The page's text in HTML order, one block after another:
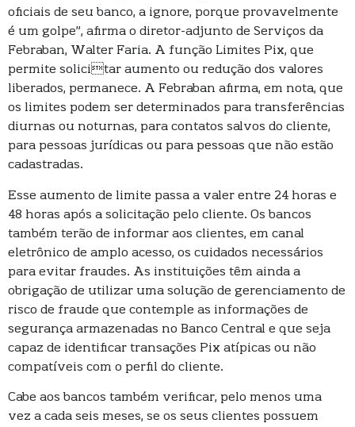
oficiais de seu banco, a ignore, porque provavelmente
é um golpe”, afirma o diretor-adjunto de Serviços da
Febraban, Walter Faria. A função Limites Pix, que
permite solicitar aumento ou redução dos valores
liberados, permanece. A Febraban afirma, em nota, que
os limites podem ser determinados para transferências
diurnas ou noturnas, para contatos salvos do cliente,
para pessoas jurídicas ou para pessoas que não estão
cadastradas.
Esse aumento de limite passa a valer entre 24 horas e
48 horas após a solicitação pelo cliente. Os bancos
também terão de informar aos clientes, em canal
eletrônico de amplo acesso, os cuidados necessários
para evitar fraudes. As instituições têm ainda a
obrigação de utilizar uma solução de gerenciamento de
risco de fraude que contemple as informações de
segurança armazenadas no Banco Central e que seja
capaz de identificar transações Pix atípicas ou não
compatíveis com o perfil do cliente.
Cabe aos bancos também verificar, pelo menos uma
vez a cada seis meses, se os seus clientes possuem